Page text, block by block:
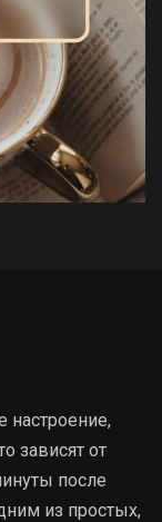
настроение,
зависят от
после
из простых,